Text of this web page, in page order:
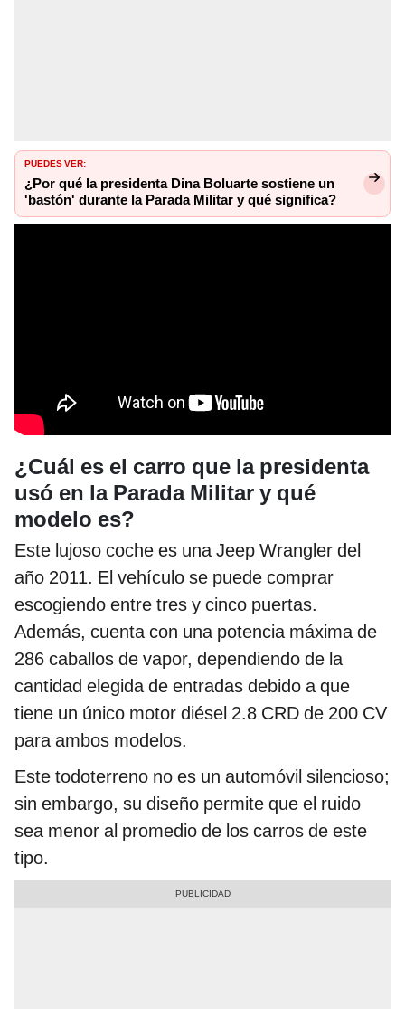
PUEDES VER:
¿Por qué la presidenta Dina Boluarte sostiene un
'bastón' durante la Parada Militar y qué significa?
¿Cuál es el carro que la presidenta
usó en la Parada Militar y qué
modelo es?
Este lujoso coche es una Jeep Wrangler del
año 2011. El vehículo se puede comprar
escogiendo entre tres y cinco puertas.
Además, cuenta con una potencia máxima de
286 caballos de vapor, dependiendo de la
cantidad elegida de entradas debido a que
tiene un único motor diésel 2.8 CRD de 200 CV
para ambos modelos.
Este todoterreno no es un automóvil silencioso;
sin embargo, su diseño permite que el ruido
sea menor al promedio de los carros de este
tipo.